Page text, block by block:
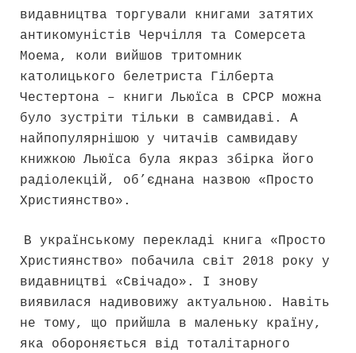
видавництва торгували книгами затятих
антикомуністів Черчілля та Сомерсета
Моема, коли вийшов тритомник
католицького белетриста Гілберта
Честертона – книги Льюїса в СРСР можна
було зустріти тільки в самвидаві. А
найпопулярнішою у читачів самвидаву
книжкою Льюїса була якраз збірка його
радіолекцій, об’єднана назвою «Просто
Християнство».
В українському перекладі книга «Просто
Християнство» побачила світ 2018 року у
видавництві «Свічадо». І знову
виявилася надивовижу актуальною. Навіть
не тому, що прийшла в маленьку країну,
яка обороняється від тоталітарного